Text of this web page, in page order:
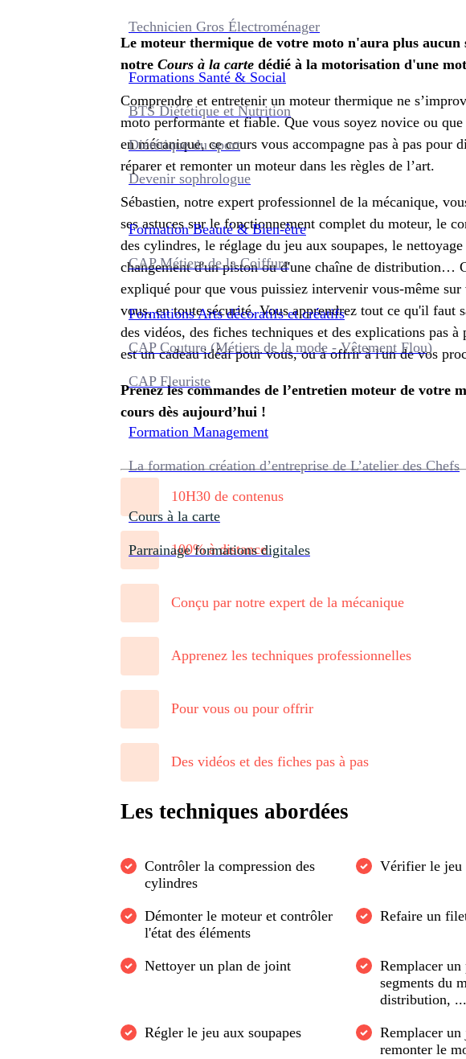
Technicien Gros Électroménager
Formations Santé & Social
BTS Diététique et Nutrition
Diététique du sport
Devenir sophrologue
Formation Beauté & Bien-être
CAP Métiers de la Coiffure
Formations Arts décoratifs et créatifs
CAP Couture (Métiers de la mode - Vêtement Flou)
CAP Fleuriste
Formation Management
La formation création d’entreprise de L’atelier des Chefs
Cours à la carte
Parrainage formations digitales
Le moteur thermique de votre moto n'aura plus aucun
notre Cours à la carte dédié à la motorisation d'une
Comprendre et entretenir un moteur thermique ne
moto performante et fiable. Que vous soyez novice ou que
en mécanique, ce cours vous accompagne pas à pas pour
réparer et remonter un moteur dans les règles de l’art.
Sébastien, notre expert professionnel de la mécanique,
ses astuces sur le fonctionnement complet du moteur, le
des cylindres, le réglage du jeu aux soupapes, le
changement d'un piston ou d'une chaîne de distribution…
expliqué pour que vous puissiez intervenir vous-même
vous, en toute sécurité. Vous apprendrez tout ce qu'il faut
des vidéos, des fiches techniques et des explications pas
est un cadeau idéal pour vous, ou à offrir à l'un de vos
Prenez les commandes de l’entretien moteur de votre
cours dès aujourd’hui !
10H30 de contenus
100% à distance
Conçu par notre expert de la mécanique
Apprenez les techniques professionnelles
Pour vous ou pour offrir
Des vidéos et des fiches pas à pas
Les techniques abordées
Contrôler la compression des
cylindres
Vérifier le jeu
Démonter le moteur et contrôler
l'état des éléments
Refaire un
Nettoyer un plan de joint
Remplacer un
segments du
distribution, ...
Régler le jeu aux soupapes
Remplacer un
remonter le